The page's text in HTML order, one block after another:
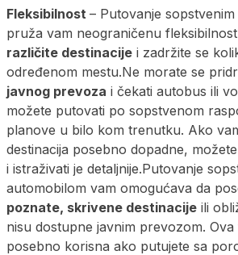
Fleksibilnost – Putovanje
pruža vam neograničenu
različite destinacije i zadržite se
određenom mestu.Ne morate se
javnog prevoza i čekati autobus ili
možete putovati po sopstvenom
planove u bilo kom trenutku. Ako
destinacija posebno dopadne,
i istraživati je detaljnije.Putovanje
automobilom vam omogućava da
poznate, skrivene destinacije ili
nisu dostupne javnim prevozom.
posebno korisna ako putujete sa